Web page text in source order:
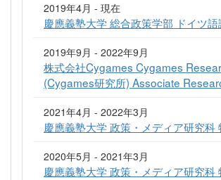
2019年4月 - 現在
慶應義塾大学 総合政策学部 ドイツ語
2019年9月 - 2022年9月
株式会社Cygames Cygames
(Cygames研究所) Associate
2021年4月 - 2022年3月
慶應義塾大学 政策・メディア研究科
2020年5月 - 2021年3月
慶應義塾大学 政策・メディア研究科